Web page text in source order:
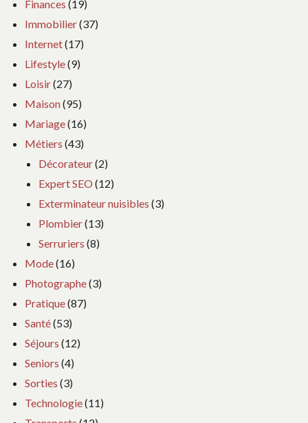
Finances (19)
Immobilier(37)
Internet(17)
Lifestyle(9)
Loisir(27)
Maison(95)
Mariage(16)
Métiers (43)
Décorateur(2)
Expert SEO (12)
Exterminateur nuisibles (3)
Plombier(13)
Serruriers (8)
Mode(16)
Photographe(3)
Pratique(87)
Santé(53)
Séjours (12)
Seniors (4)
Sorties (3)
Technologie(11)